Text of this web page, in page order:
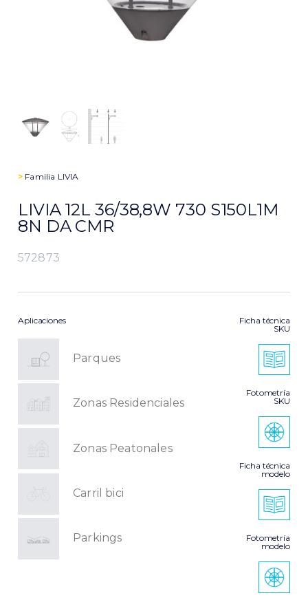
> Familia LIVIA
LIVIA 12L 36/38,8W 730 S150L1M
8N DA CMR
572873
Aplicaciones
Parques
Zonas Residenciales
Zonas Peatonales
Carril bici
Parkings
Ficha técnica
SKU
Fotometría
SKU
Ficha técnica
modelo
Fotometría
modelo